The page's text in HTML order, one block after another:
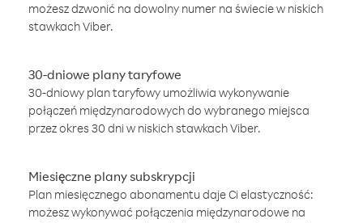
możesz dzwonić na dowolny numer na świecie w niskich
stawkach Viber.
30-dniowe plany taryfowe
30-dniowy plan taryfowy umożliwia wykonywanie
połączeń międzynarodowych do wybranego miejsca
przez okres 30 dni w niskich stawkach Viber.
Miesięczne plany subskrypcji
Plan miesięcznego abonamentu daje Ci elastyczność:
możesz wykonywać połączenia międzynarodowe na